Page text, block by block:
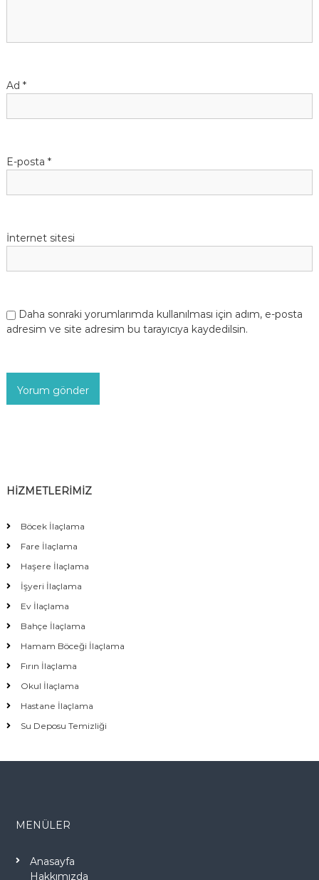
Ad *
E-posta *
İnternet sitesi
Daha sonraki yorumlarımda kullanılması için adım, e-posta
adresim ve site adresim bu tarayıcıya kaydedilsin.
HİZMETLERİMİZ
Böcek İlaçlama
Fare İlaçlama
Haşere İlaçlama
İşyeri İlaçlama
Ev İlaçlama
Bahçe İlaçlama
Hamam Böceği İlaçlama
Fırın İlaçlama
Okul İlaçlama
Hastane İlaçlama
Su Deposu Temizliği
MENÜLER
Anasayfa
Hakkımızda